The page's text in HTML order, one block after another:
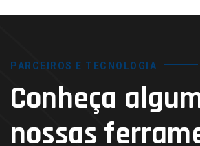
PARCEIROS E TECNOLOGIA
Conheça
nossas